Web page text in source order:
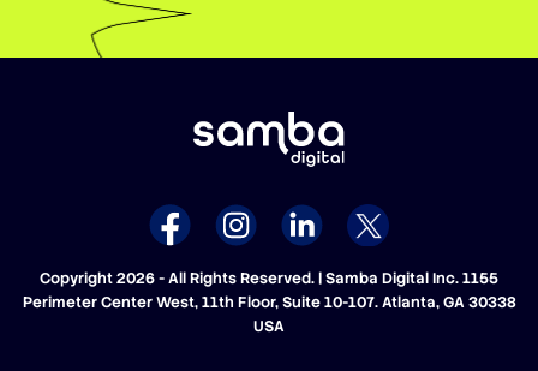
Copyright 2026 - All Rights Reserved. | Samba Digital Inc. 1155
Perimeter Center West, 11th Floor, Suite 10-107. Atlanta, GA 30338
USA